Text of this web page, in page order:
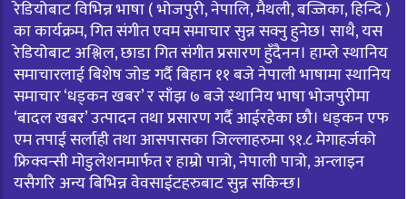
रेडियोबाट विभिन्न भाषा ( भोजपुरी, नेपालि, मैथली, बज्जिका, हिन्दि )
का कार्यक्रम, गित संगीत एवम समाचार सुन्न सक्नु हुनेछ। साथै, यस
रेडियोबाट अश्लिल, छाडा गित संगीत प्रसारण हुँदैनन। हाम्ले स्थानिय
समाचारलाई बिशेष जोड गर्दै बिहान ११ बजे नेपाली भाषामा स्थानिय
समाचार ‘धड्कन खबर’ र साँझ ७ बजे स्थानिय भाषा भोजपुरीमा
‘बादल खबर’ उत्पादन तथा प्रसारण गर्दै आईरहेका छौ। धड्कन एफ
एम तपाई सर्लाही तथा आसपासका जिल्लाहरुमा ९१.८ मेगाहर्जको
फ्रिक्वन्सी मोडुलेशनमार्फत र हाम्रो पात्रो, नेपाली पात्रो, अन्लाइन
यसैगरि अन्य बिभिन्न वेवसाईटहरुबाट सुन्न सकिन्छ।